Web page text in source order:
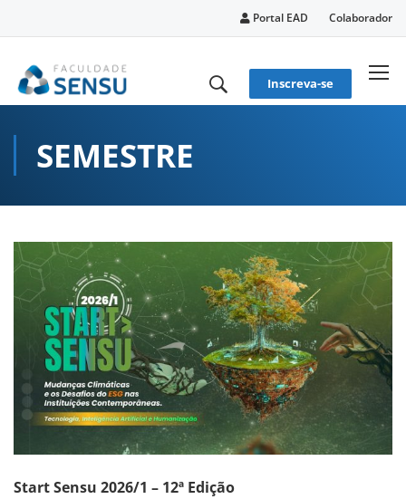
Portal EAD Colaborador
Inscreva-se
SEMESTRE
Start Sensu 2026/1 – 12ª Edição